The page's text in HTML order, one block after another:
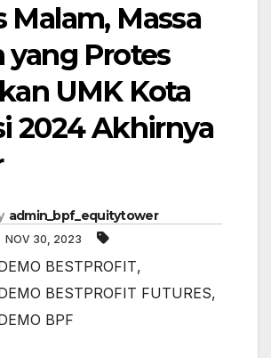
Malam, Massa
yang Protes
UMK Kota
2024 Akhirnya
admin_bpf_equitytower
NOV 30, 2023
BESTPROFIT,
BESTPROFIT FUTURES,
BPF